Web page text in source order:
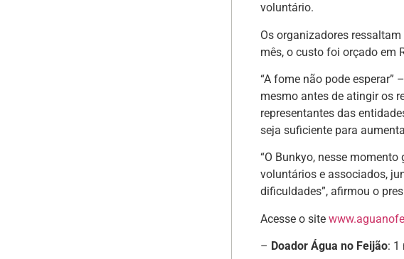
voluntário.
Os organizadores
mês, o custo foi orçado em
“A fome não pode esperar”
mesmo antes de atingir os
representantes das
seja suficiente para
“O Bunkyo, nesse
voluntários e associados,
dificuldades”, afirmou o
Acesse o site
– Doador Água no Feijão: 1